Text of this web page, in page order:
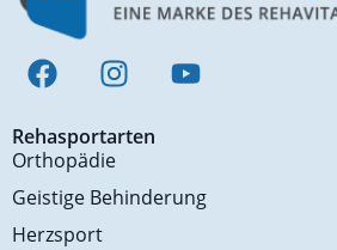
Rehasportarten
Orthopädie
Geistige Behinderung
Herzsport